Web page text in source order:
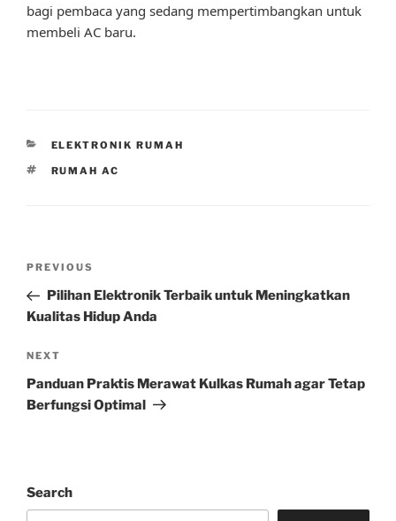
bagi pembaca yang sedang mempertimbangkan untuk
membeli AC baru.
CATEGORIES
ELEKTRONIK RUMAH
TAGS
RUMAH AC
Previous
Post
PREVIOUS
Pilihan Elektronik Terbaik untuk Meningkatkan
Kualitas Hidup Anda
Next
Post
NEXT
Panduan Praktis Merawat Kulkas Rumah agar Tetap
Berfungsi Optimal
Search